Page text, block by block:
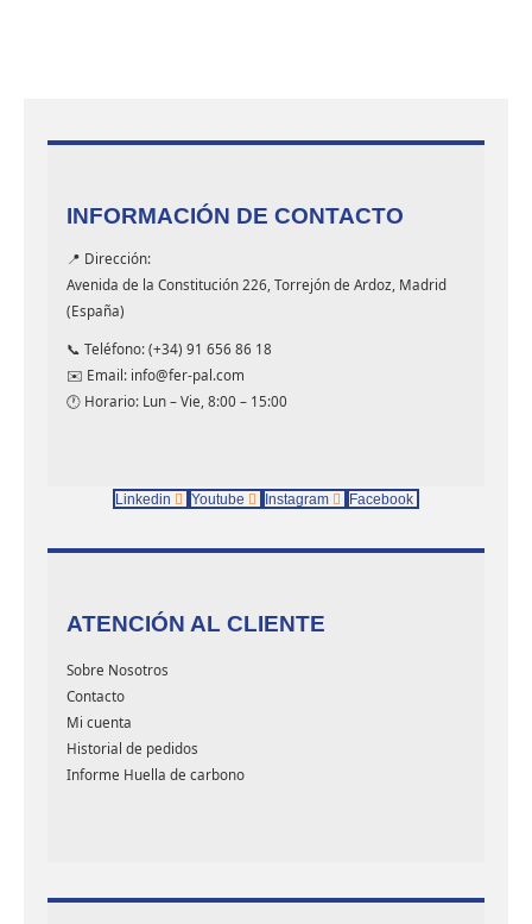
INFORMACIÓN DE CONTACTO
📍 Dirección:
Avenida de la Constitución 226, Torrejón de Ardoz, Madrid
(España)
📞 Teléfono: (+34) 91 656 86 18
✉️ Email: info@fer-pal.com
🕐 Horario: Lun – Vie, 8:00 – 15:00
Linkedin Youtube Instagram Facebook
ATENCIÓN AL CLIENTE
Sobre Nosotros
Contacto
Mi cuenta
Historial de pedidos
Informe Huella de carbono